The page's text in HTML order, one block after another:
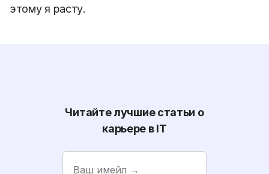
этому я расту.
Читайте лучшие статьи о
карьере в IT